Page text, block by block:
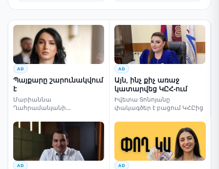
AD
Պայքարը շարունակվում
է
Մարիաննա
Ղահրամանյանի
AD
Այն, ինչ քիչ առաջ
կատարվեց ԿԸՀ-ում
Իվետա Տոնոյանը
փակագծեր է բացում ԿՀԸից
AD AD